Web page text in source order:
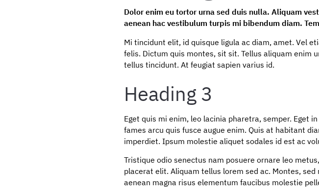
Dolor enim eu tortor urna sed duis nulla. Aliquam
aenean hac vestibulum turpis mi bibendum diam.
Mi tincidunt elit, id quisque ligula ac diam, amet. Vel
felis. Dictum quis montes, sit sit. Tellus aliquam enim
tellus tincidunt. At feugiat sapien varius id.
Heading 3
Eget quis mi enim, leo lacinia pharetra, semper.
fames arcu quis fusce augue enim. Quis at habitant
imperdiet. Ipsum molestie aliquet sodales id est ac
Tristique odio senectus nam posuere ornare leo
placerat elit. Aliquam tellus lorem sed ac. Montes,
aenean magna risus elementum faucibus molestie